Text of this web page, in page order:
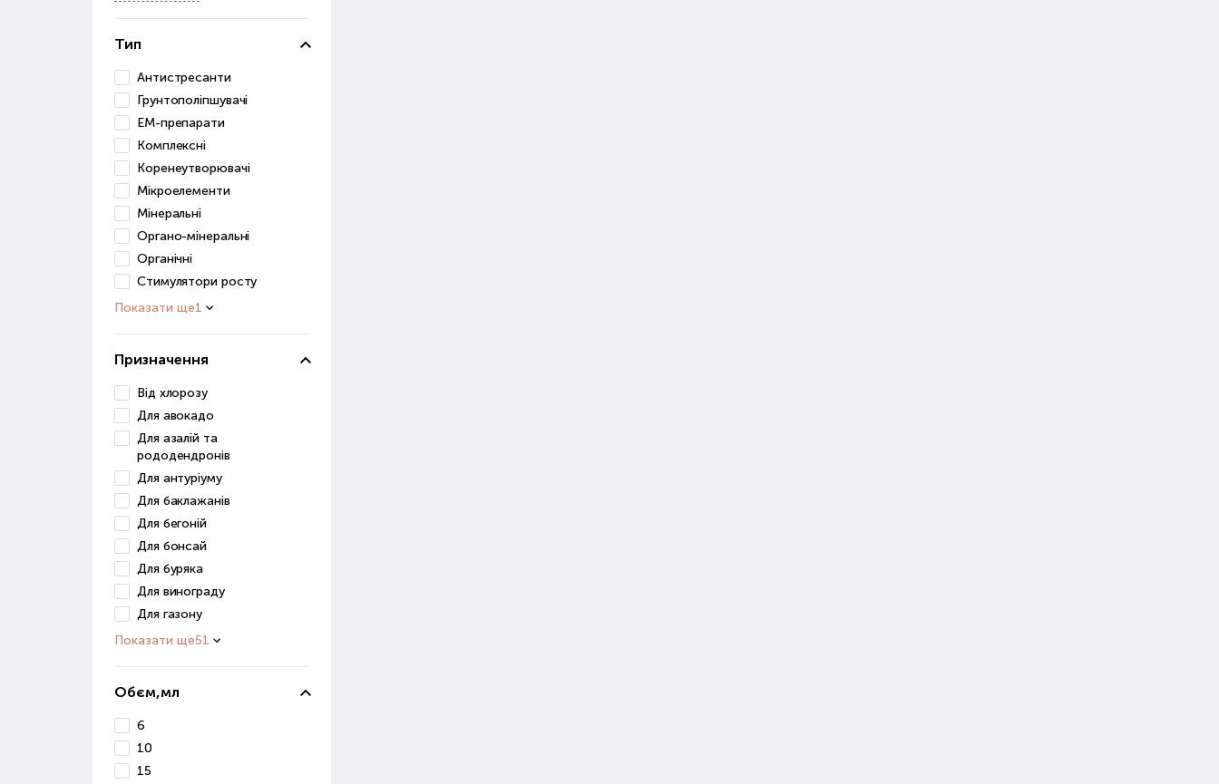
Тип
Антистресанти
Грунтополіпшувачі
ЕМ-препарати
Комплексні
Коренеутворювачі
Мікроелементи
Мінеральні
Органо-мінеральні
Органічні
Стимулятори росту
Показати ще1
Призначення
Від хлорозу
Для авокадо
Для азалій та
рододендронів
Для антуріуму
Для баклажанів
Для бегоній
Для бонсай
Для буряка
Для винограду
Для газону
Показати ще51
Обєм,мл
6
10
15